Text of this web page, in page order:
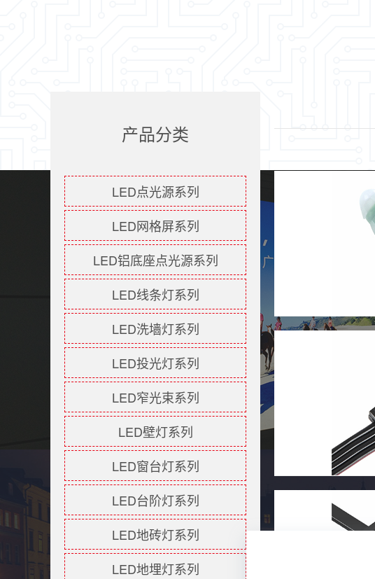
产品分类
LED点光源系列
LED网格屏系列
LED铝底座点光源系列
LED线条灯系列
LED洗墙灯系列
LED投光灯系列
LED窄光束系列
LED壁灯系列
LED窗台灯系列
LED台阶灯系列
LED地砖灯系列
LED地埋灯系列